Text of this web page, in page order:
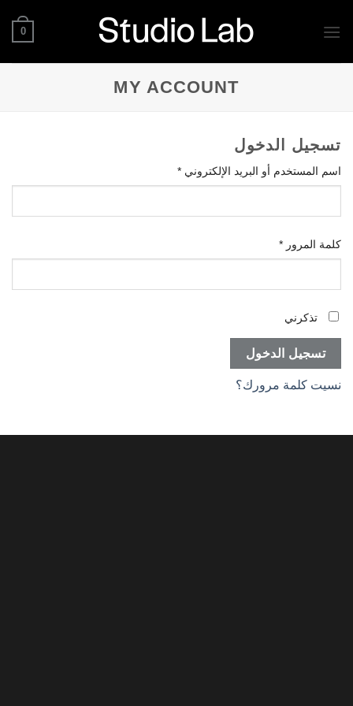
إلى
0
MY ACCOUNT
تسجيل الدخول
اسم المستخدم أو البريد الإلكتروني *مطلوبة
كلمة المرور *مطلوبة
تذكرني
تسجيل الدخول
نسيت كلمة مرورك؟